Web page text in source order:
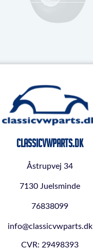
ClassicVWParts.dk
Åstrupvej 34
7130 Juelsminde
76838099
info@classicvwparts.dk
CVR: 29498393